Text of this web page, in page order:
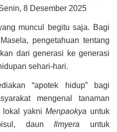
8 Desember 2025
muncul begitu saja. Bagi
pengetahuan tentang
dari generasi ke generasi
sehari-hari.
“apotek hidup” bagi
mengenal tanaman
lokal yakniMenpaokya untuk
daun Ilmyera untuk